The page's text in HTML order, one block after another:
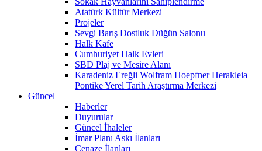
Atatürk Kültür Merkezi
Projeler
Sevgi Barış Dostluk Düğün Salonu
Halk Kafe
Cumhuriyet Halk Evleri
SBD Plaj ve Mesire Alanı
Karadeniz Ereğli Wolfram Hoepfner Herakleia
Pontike Yerel Tarih Araştırma Merkezi
Güncel
Haberler
Duyurular
Güncel İhaleler
İmar Planı Askı İlanları
Cenaze İlanları